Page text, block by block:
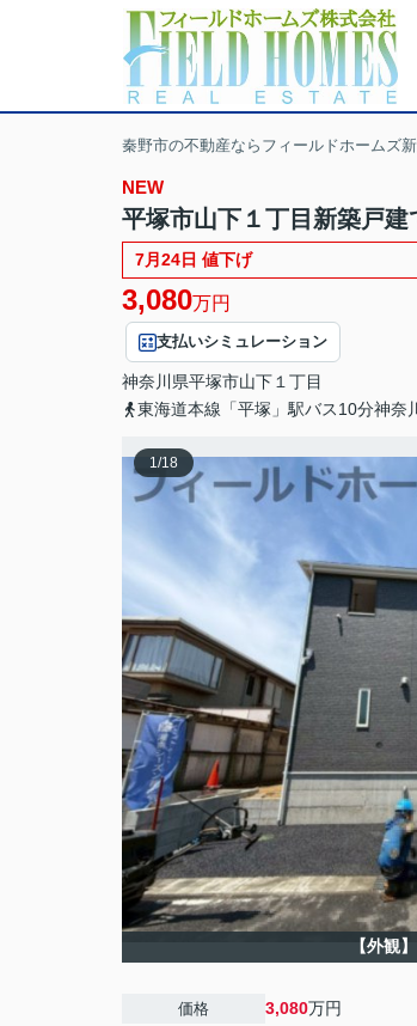
秦野市の不動産ならフィールドホームズ
NEW
平塚市山下１丁目新築戸
7月24日 値下げ
3,080万円
支払いシミュレーション
神奈川県平塚市山下 １丁目
東海道本線「平塚」駅バス10分神奈
1/18
【外観】
価格 3,080万円